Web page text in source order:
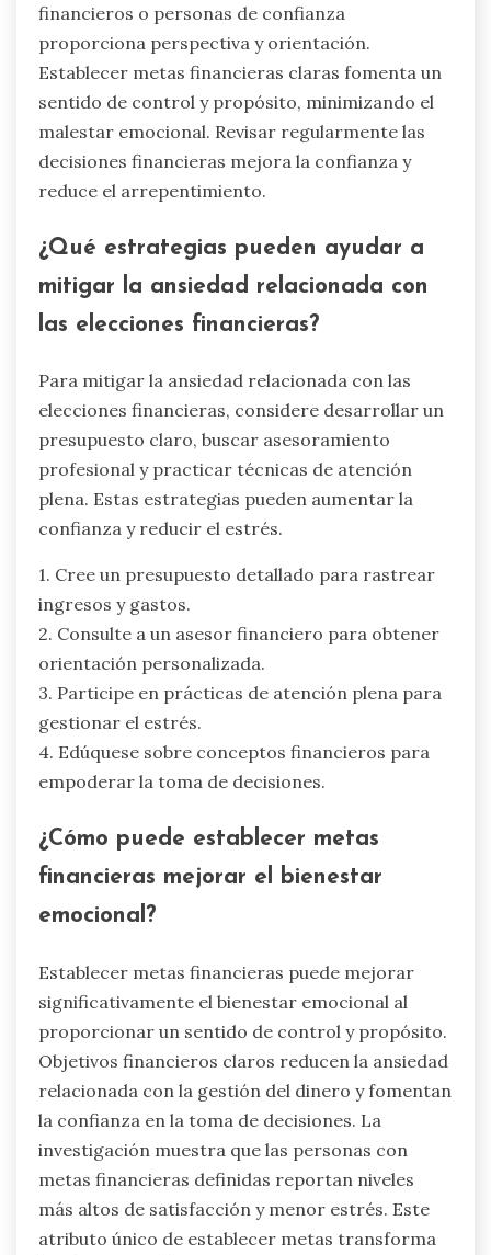
financieros o personas de confianza
proporciona perspectiva y orientación.
Establecer metas financieras claras fomenta un
sentido de control y propósito, minimizando el
malestar emocional. Revisar regularmente las
decisiones financieras mejora la confianza y
reduce el arrepentimiento.
¿Qué estrategias pueden ayudar a
mitigar la ansiedad relacionada con
las elecciones financieras?
Para mitigar la ansiedad relacionada con las
elecciones financieras, considere desarrollar un
presupuesto claro, buscar asesoramiento
profesional y practicar técnicas de atención
plena. Estas estrategias pueden aumentar la
confianza y reducir el estrés.
1. Cree un presupuesto detallado para rastrear
ingresos y gastos.
2. Consulte a un asesor financiero para obtener
orientación personalizada.
3. Participe en prácticas de atención plena para
gestionar el estrés.
4. Edúquese sobre conceptos financieros para
empoderar la toma de decisiones.
¿Cómo puede establecer metas
financieras mejorar el bienestar
emocional?
Establecer metas financieras puede mejorar
significativamente el bienestar emocional al
proporcionar un sentido de control y propósito.
Objetivos financieros claros reducen la ansiedad
relacionada con la gestión del dinero y fomentan
la confianza en la toma de decisiones. La
investigación muestra que las personas con
metas financieras definidas reportan niveles
más altos de satisfacción y menor estrés. Este
atributo único de establecer metas transforma